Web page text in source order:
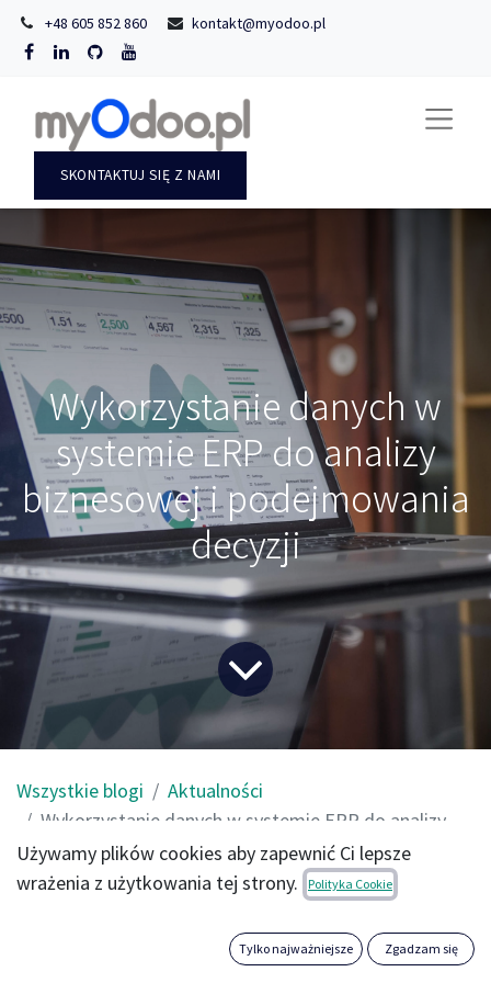
+48 605 852 860 kontakt@myodoo.pl
SKONTAKTUJ SIĘ Z NAMI
Wykorzystanie danych w
systemie ERP do analizy
biznesowej i podejmowania
decyzji
Wszystkie blogi
Aktualności
Wykorzystanie danych w systemie ERP do analizy biznesowej i podejmowania decyzji
Systemy ERP (Enterprise Resource Planning) są znane ze
swojej roli w automatyzacji procesów biznesowych, ale to nie
wszystko, co potrafią. Dzięki gromadzeniu i analizie danych,
systemy ERP mogą stanowić cenny zasób informacji, który
Używamy plików cookies aby zapewnić Ci lepsze
wrażenia z użytkowania tej strony.
Polityka Cookie
Tylko najważniejsze Zgadzam się